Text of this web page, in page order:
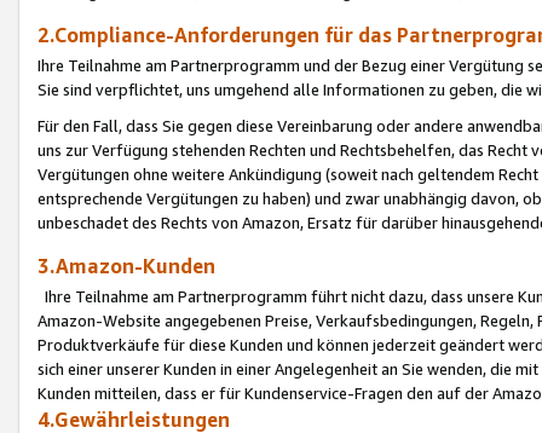
2.Compliance-Anforderungen für das
Ihre Teilnahme am Partnerprogramm und der Bezug einer Vergütung
Sie sind verpflichtet, uns umgehend alle Informationen zu geben, die
Für den Fall, dass Sie gegen diese Vereinbarung oder andere
uns zur Verfügung stehenden Rechten und Rechtsbehelfen, das
Vergütungen ohne weitere Ankündigung (soweit nach geltendem
entsprechende Vergütungen zu haben) und zwar unabhängig davon,
unbeschadet des Rechts von Amazon, Ersatz für darüber
3.Amazon-Kunden
Ihre Teilnahme am Partnerprogramm führt nicht dazu, dass unsere
Amazon-Website angegebenen Preise, Verkaufsbedingungen,
Produktverkäufe für diese Kunden und können jederzeit geändert
sich einer unserer Kunden in einer Angelegenheit an Sie wenden, die
Kunden mitteilen, dass er für Kundenservice-Fragen den auf der
4.Gewährleistungen